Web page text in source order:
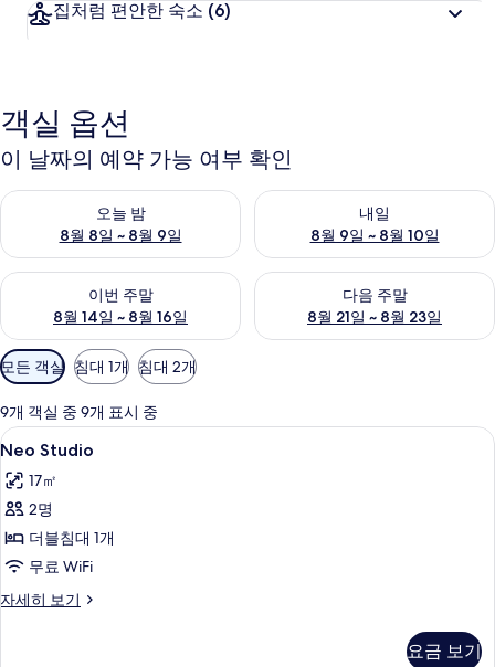
집처럼 편안한 숙소 (6)
객실 옵션
이 날짜의 예약 가능 여부 확인
오늘 밤
8월 8일 ~ 8월 9일
오늘 밤 예약 가능 여부 확인, 8월 8일 ~ 8월 9일
내일
8월 9일 ~ 8월 10일
내일 예약 가능 여부 확인, 8월
이번 주말
8월 14일 ~ 8월 16일
이번 주말 예약 가능 여부 확인, 8월 14일 ~ 8월 16일
다음 주말
8월 21일 ~ 8월 23일
다음 주말 예약 가능 여부 확인
객
실
에
사
용
가
능
한
터
모든 객실 침대 1개 침대 2개
9개 객실 중 9개 표시 중
Neo
Studio
사
진
모
두
보
Neo Studio | 고급 침구, 객실 내 금고,
8
Neo Studio
17㎡
2명
더블침대 1개
무료 WiFi
자세히 보기
Neo
요금 보기